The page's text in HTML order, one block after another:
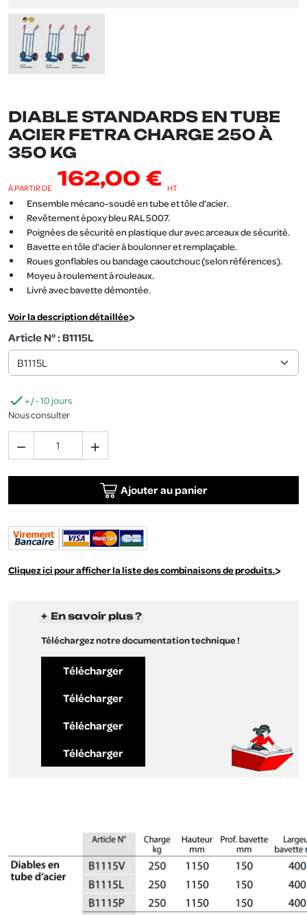
DIABLE STANDARDS EN TUBE
ACIER FETRA CHARGE 250 À
350 KG
À PARTIR DE 162,00 € HT
Ensemble mécano-soudé en tube et tôle d'acier.
Revêtement époxy bleu RAL 5007.
Poignées de sécurité en plastique dur avec arceaux de sécurité.
Bavette en tôle d'acier à boulonner et remplaçable.
Roues gonflables ou bandage caoutchouc (selon références).
Moyeu à roulement à rouleaux.
Livré avec bavette démontée.
Voir la description détaillée
Article N° : B1115L
+ / - 10 jours
Nous consulter
 
Ajouter au panier
Cliquez ici pour afficher la liste des combinaisons de produits.
En savoir plus ?
Téléchargez notre documentation technique !
Télécharger
Télécharger
Télécharger
Télécharger